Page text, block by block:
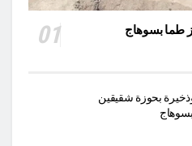
طما بسوهاج
بحوزة شقيقين